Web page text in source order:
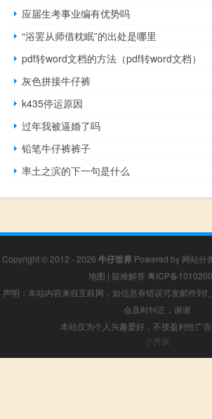
应届生考事业编有优势吗
“浴罢从师借枕眠”的出处是哪里
pdf转word文档的方法（pdf转word文档）
灰色拼接牛仔裤
k435停运原因
过年我被逼婚了吗
铅笔牛仔裤裤子
率土之滨的下一句是什么
Copyright © 2012 - 2026 牛仔世界 Powered by 网站分
地图 | 疑难解答 粤ICP备
声明：本站内容来自互联网，如信息有错误可发邮件到
会及时纠正，谢谢
本站仅为个人兴趣爱好，不接盈利性广
小男孩